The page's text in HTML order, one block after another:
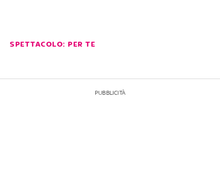
SPETTACOLO: PER TE
PUBBLICITÀ